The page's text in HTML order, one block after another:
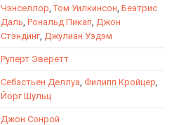
Чэнселлор,Том Уилкинсон, Беатрис
Даль, Рональд Пикап, Джон
Стэндинг, Джулиан Уэдэм
Руперт Эверетт
Себастьен Деллуа, Филипп Кройцер,
Йорг Шульц
Джон Сонрой